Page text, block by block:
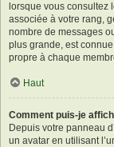
lorsque vous consultez
associée à votre rang,
nombre de messages
plus grande, est
propre à chaque
Haut
Comment puis-je
Depuis votre panneau
un avatar en utilisant